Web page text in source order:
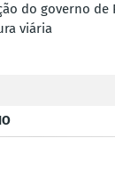
do governo de
viária